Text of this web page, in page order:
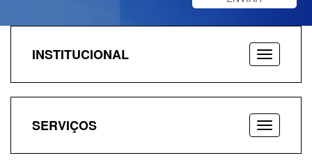
INSTITUCIONAL
SERVIÇOS